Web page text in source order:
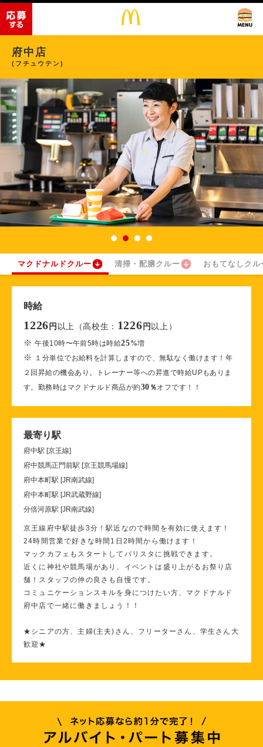
府中店
(フチュウテン)
マクドナルドクルー 清掃・配膳クルー おもてなしクル
時給
1226 円 以上（高校生： 1226 円 以上）
※午後10時〜午前5時は時給25%増
※
１分単位でお給料を計算しますので、無駄なく働けます！年
２回昇給の機会あり。トレーナー等への昇進で時給UPもありま
す。勤務時はマクドナルド商品が約30 ％オフです！！
最寄り駅
府中駅 [京王線]
府中競馬正門前駅 [京王競馬場線]
府中本町駅 [JR南武線]
府中本町駅 [JR武蔵野線]
分倍河原駅 [JR南武線]
京王線府中駅徒歩3分！駅近なので時間を有効に使えます！
24時間営業で好きな時間1日2時間から働けます！
マックカフェもスタートしてバリスタに挑戦できます。
近くに神社や競馬場があり、イベントは盛り上がるお祭り店
舗！スタッフの仲の良さも自慢です。
コミュニケーションスキルを身につけたい方、マクドナルド
府中店で一緒に働きましょう！！
★シニアの方、主婦(主夫)さん、フリーターさん、学生さん大
歓迎★